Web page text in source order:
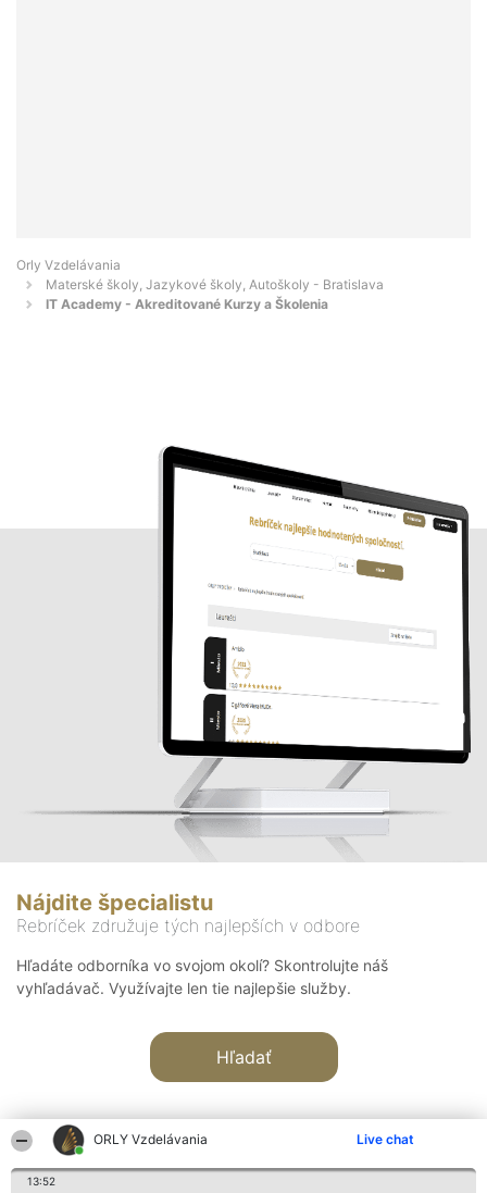
ORLY Vzdelávania Live chat
13:52
Orly Vzdelávania
Materské školy, Jazykové školy, Autoškoly - Bratislava
IT Academy - Akreditované Kurzy a Školenia
Nájdite špecialistu
Rebríček združuje tých najlepších v odbore
Hľadáte odborníka vo svojom okolí? Skontrolujte náš
vyhľadávač. Využívajte len tie najlepšie služby.
Hľadať